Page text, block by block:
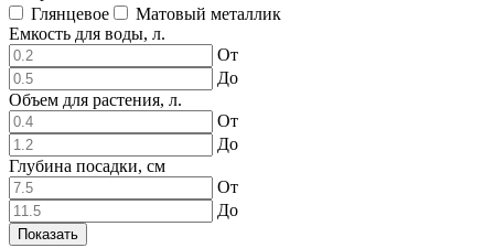
Глянцевое
Матовый металлик
Емкость для воды, л.
От
До
Объем для растения, л.
От
До
Глубина посадки, см
От
До
Показать